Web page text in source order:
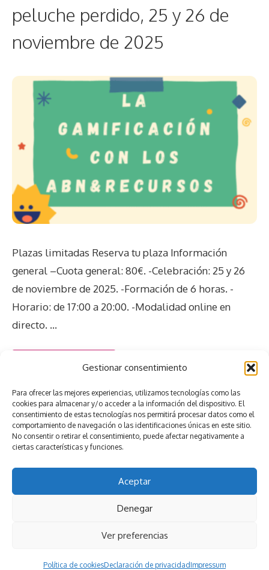
Gestionar consentimiento
Para ofrecer las mejores experiencias, utilizamos tecnologías como las
cookies para almacenar y/o acceder a la información del dispositivo. El
consentimiento de estas tecnologías nos permitirá procesar datos como el
comportamiento de navegación o las identificaciones únicas en este sitio.
No consentir o retirar el consentimiento, puede afectar negativamente a
ciertas características y funciones.
Aceptar
Denegar
Ver preferencias
Política de cookiesDeclaración de privacidad Impressum
peluche perdido, 25 y 26 de
noviembre de 2025
Plazas limitadas Reserva tu plaza Información
general –Cuota general: 80€. -Celebración: 25 y 26
de noviembre de 2025. -Formación de 6 horas. -
Horario: de 17:00 a 20:00. -Modalidad online en
directo. …
Inscríbete aquí
Categorías
Cursos realizados,Infantil
Etiquetas
Gamificación